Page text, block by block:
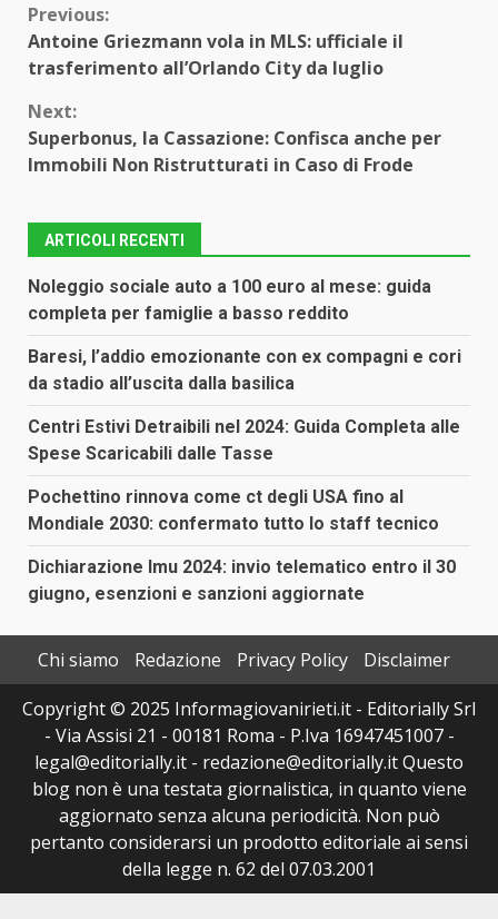
Continue
Reading
Previous:
Antoine Griezmann vola in MLS: ufficiale il
trasferimento all’Orlando City da luglio
Next:
Superbonus, la Cassazione: Confisca anche per
Immobili Non Ristrutturati in Caso di Frode
ARTICOLI RECENTI
Noleggio sociale auto a 100 euro al mese: guida
completa per famiglie a basso reddito
Baresi, l’addio emozionante con ex compagni e cori
da stadio all’uscita dalla basilica
Centri Estivi Detraibili nel 2024: Guida Completa alle
Spese Scaricabili dalle Tasse
Pochettino rinnova come ct degli USA fino al
Mondiale 2030: confermato tutto lo staff tecnico
Dichiarazione Imu 2024: invio telematico entro il 30
giugno, esenzioni e sanzioni aggiornate
Chi siamo Redazione Privacy Policy
Disclaimer
Copyright © 2025 Informagiovanirieti.it - Editorially Srl
- Via Assisi 21 - 00181 Roma - P.Iva 16947451007 -
legal@editorially.it - redazione@editorially.it Questo
blog non è una testata giornalistica, in quanto viene
aggiornato senza alcuna periodicità. Non può
pertanto considerarsi un prodotto editoriale ai sensi
della legge n. 62 del 07.03.2001